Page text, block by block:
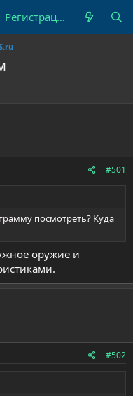
Регистрация
#501
посмотреть? Куда
оружие и
#502